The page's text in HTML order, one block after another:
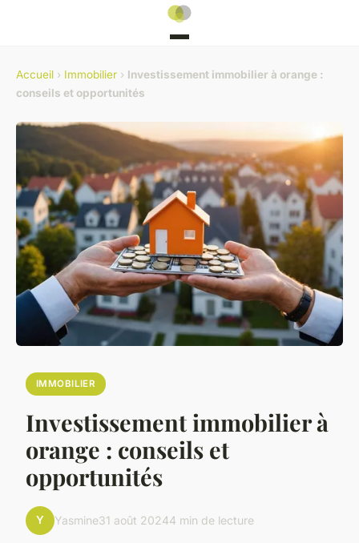
Accueil › Immobilier › Investissement immobilier à orange :
conseils et opportunités
IMMOBILIER
Investissement immobilier à
orange : conseils et
opportunités
Y Yasmine31 août 20244 min de lecture